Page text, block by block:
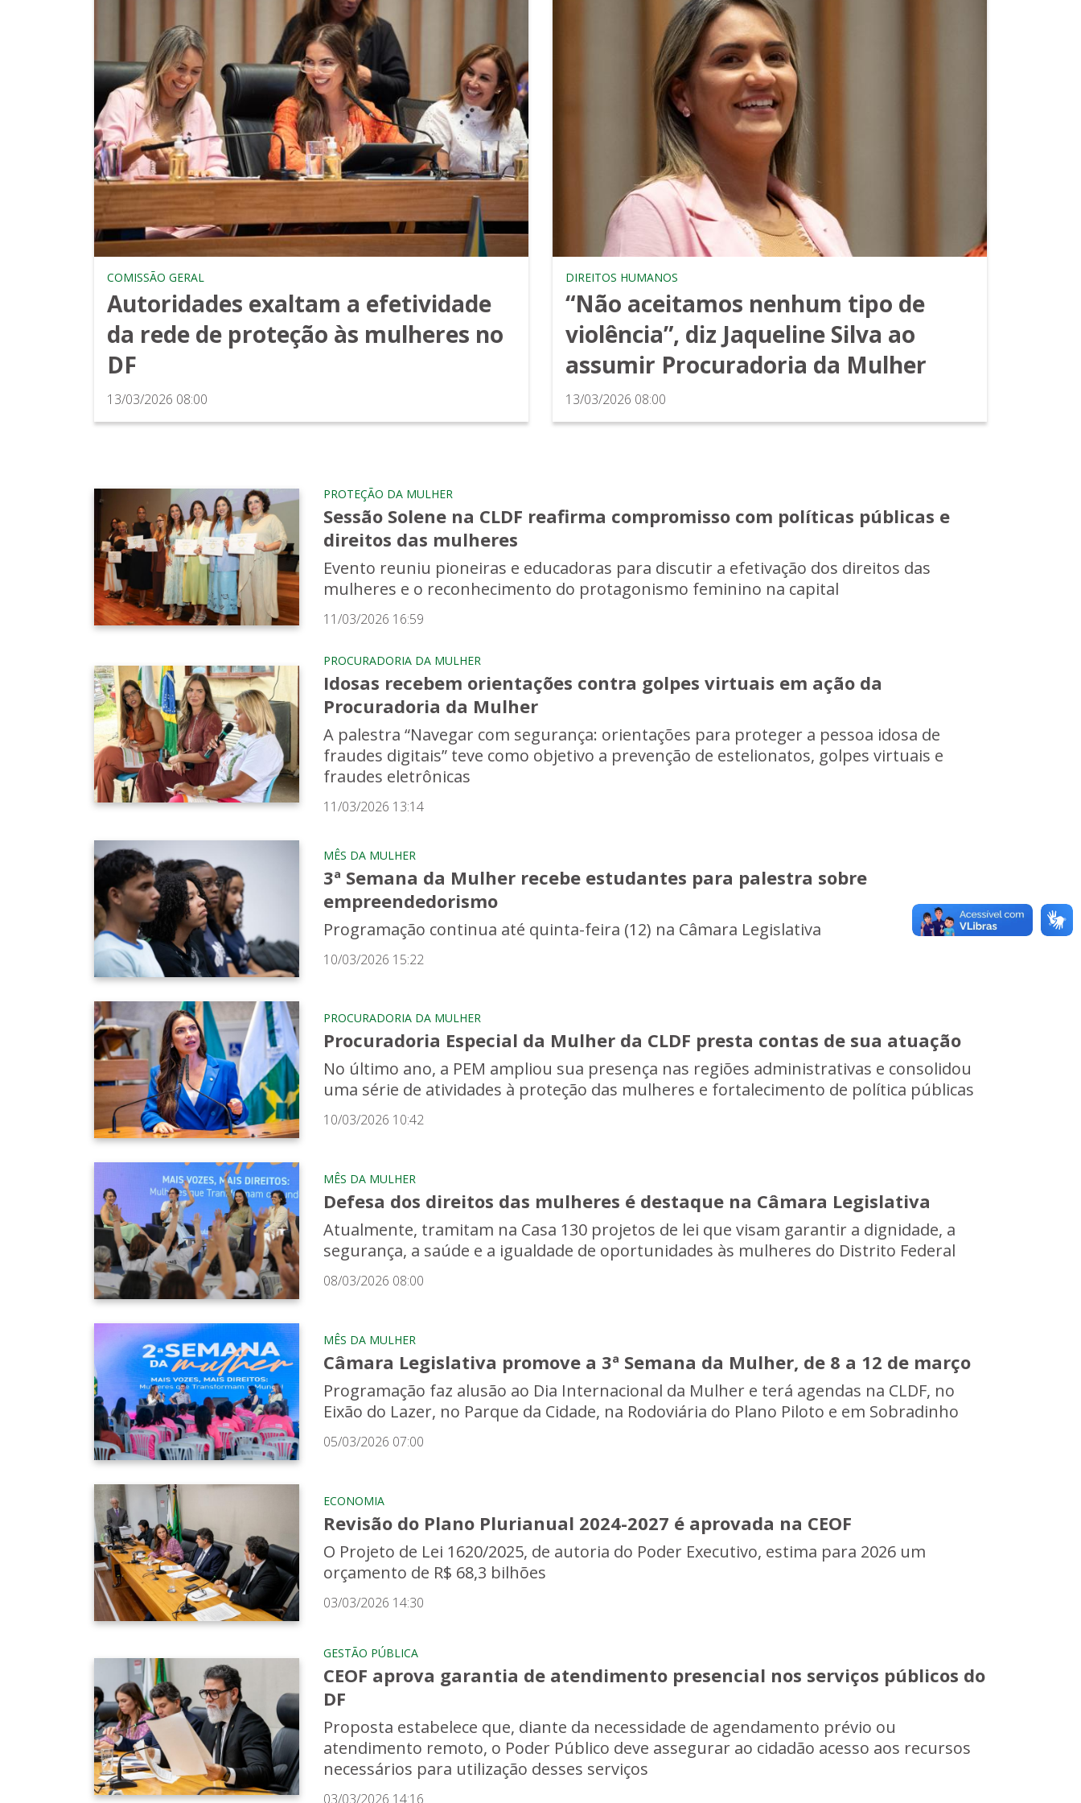
COMISSÃO GERAL
Autoridades exaltam a efetividade
da rede de proteção às mulheres no
DF
13/03/2026 08:00
DIREITOS HUMANOS
“Não aceitamos nenhum tipo de
violência”, diz Jaqueline Silva ao
assumir Procuradoria da Mulher
13/03/2026 08:00
PROTEÇÃO DA MULHER
Sessão Solene na CLDF reafirma compromisso com políticas públicas e
direitos das mulheres
Evento reuniu pioneiras e educadoras para discutir a efetivação dos direitos das
mulheres e o reconhecimento do protagonismo feminino na capital
11/03/2026 16:59
PROCURADORIA DA MULHER
Idosas recebem orientações contra golpes virtuais em ação da
Procuradoria da Mulher
A palestra “Navegar com segurança: orientações para proteger a pessoa idosa de
fraudes digitais” teve como objetivo a prevenção de estelionatos, golpes virtuais e
fraudes eletrônicas
11/03/2026 13:14
MÊS DA MULHER
3ª Semana da Mulher recebe estudantes para palestra sobre
empreendedorismo
Programação continua até quinta-feira (12) na Câmara Legislativa
10/03/2026 15:22
PROCURADORIA DA MULHER
Procuradoria Especial da Mulher da CLDF presta contas de sua atuação
No último ano, a PEM ampliou sua presença nas regiões administrativas e consolidou
uma série de atividades à proteção das mulheres e fortalecimento de política públicas
10/03/2026 10:42
MÊS DA MULHER
Defesa dos direitos das mulheres é destaque na Câmara Legislativa
Atualmente, tramitam na Casa 130 projetos de lei que visam garantir a dignidade, a
segurança, a saúde e a igualdade de oportunidades às mulheres do Distrito Federal
08/03/2026 08:00
MÊS DA MULHER
Câmara Legislativa promove a 3ª Semana da Mulher, de 8 a 12 de março
Programação faz alusão ao Dia Internacional da Mulher e terá agendas na CLDF, no
Eixão do Lazer, no Parque da Cidade, na Rodoviária do Plano Piloto e em Sobradinho
05/03/2026 07:00
ECONOMIA
Revisão do Plano Plurianual 2024-2027 é aprovada na CEOF
O Projeto de Lei 1620/2025, de autoria do Poder Executivo, estima para 2026 um
orçamento de R$ 68,3 bilhões
03/03/2026 14:30
GESTÃO PÚBLICA
CEOF aprova garantia de atendimento presencial nos serviços públicos do
DF
Proposta estabelece que, diante da necessidade de agendamento prévio ou
atendimento remoto, o Poder Público deve assegurar ao cidadão acesso aos recursos
necessários para utilização desses serviços
03/03/2026 14:16